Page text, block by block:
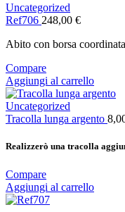
Uncategorized
Ref706 248,00 €
Abito con borsa
Compare
Aggiungi al carrello
Uncategorized
Tracolla lunga argento
Realizzerò una tracolla
Compare
Aggiungi al carrello